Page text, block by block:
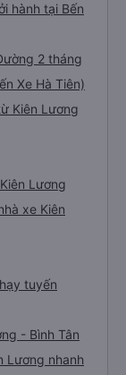
hành tại Bến
2 tháng
Xe Hà Tiên)
Kiên Lương
Lương
xe Kiên
tuyến
- Bình Tân
Lương nhanh